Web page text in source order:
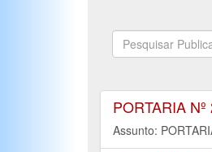
PORTARIA
Assunto: